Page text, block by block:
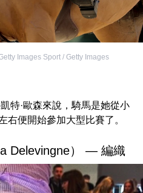
Images Sport / Getty Images
特·歐森來說，騎馬是她從小
右便開始參加大型比賽了。
Delevingne） — 編織